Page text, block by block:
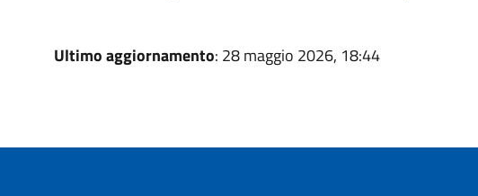
Ultimo aggiornamento: 28 maggio 2026, 18:44